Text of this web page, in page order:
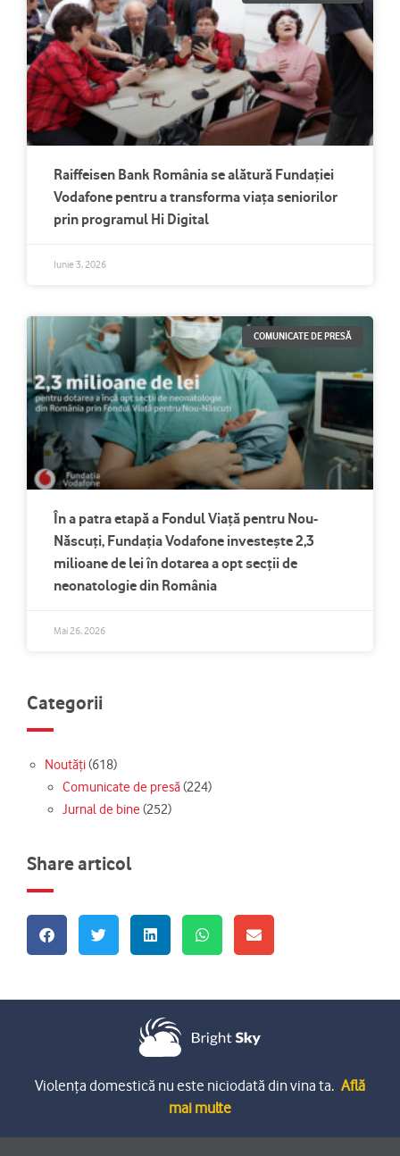
Raiffeisen Bank România se alătură Fundației
Vodafone pentru a transforma viața seniorilor
prin programul Hi Digital
Iunie 3, 2026
COMUNICATE DE PRESĂ
În a patra etapă a Fondul Viață pentru Nou-
Născuți, Fundația Vodafone investește 2,3
milioane de lei în dotarea a opt secții de
neonatologie din România
Mai 26, 2026
Categorii
Noutăți(618)
Comunicate de presă(224)
Jurnal de bine (252)
Share articol
Violența domestică nu este niciodată din vina ta. Află
mai multe